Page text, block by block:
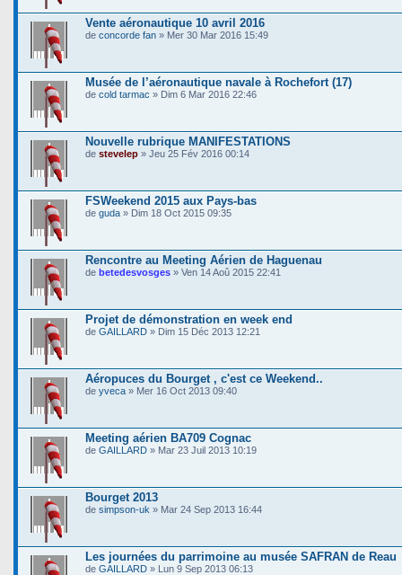
Vente aéronautique 10 avril 2016
de concorde fan » Mer 30 Mar 2016 15:49
Musée de l’aéronautique navale à Rochefort (17)
de cold tarmac » Dim 6 Mar 2016 22:46
Nouvelle rubrique MANIFESTATIONS
de stevelep » Jeu 25 Fév 2016 00:14
FSWeekend 2015 aux Pays-bas
de guda » Dim 18 Oct 2015 09:35
Rencontre au Meeting Aérien de Haguenau
de betedesvosges » Ven 14 Aoû 2015 22:41
Projet de démonstration en week end
de GAILLARD » Dim 15 Déc 2013 12:21
Aéropuces du Bourget , c'est ce Weekend..
de yveca » Mer 16 Oct 2013 09:40
Meeting aérien BA709 Cognac
de GAILLARD » Mar 23 Juil 2013 10:19
Bourget 2013
de simpson-uk » Mar 24 Sep 2013 16:44
Les journées du parrimoine au musée SAFRAN de Reau
de GAILLARD » Lun 9 Sep 2013 06:13